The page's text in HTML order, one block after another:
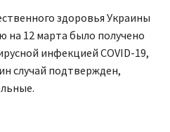
здоровья Украины
на 12 марта было получено
инфекцией COVID-19,
случай подтвержден,